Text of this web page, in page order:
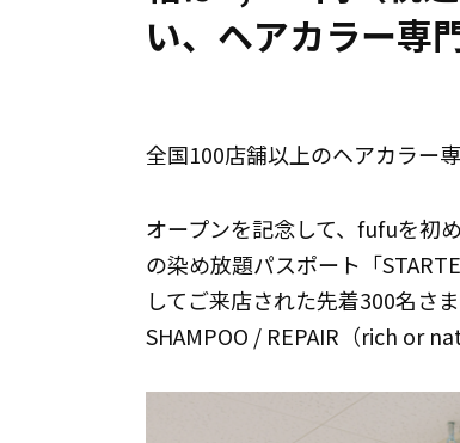
い、ヘアカラー専
全国100店舗以上のヘアカラー
オープンを記念して、fufuを初
の染め放題パスポート「
してご来店された先着300名さ
SHAMPOO / REPAIR（rich or